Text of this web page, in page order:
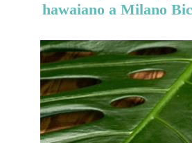
hawaiano a Milano